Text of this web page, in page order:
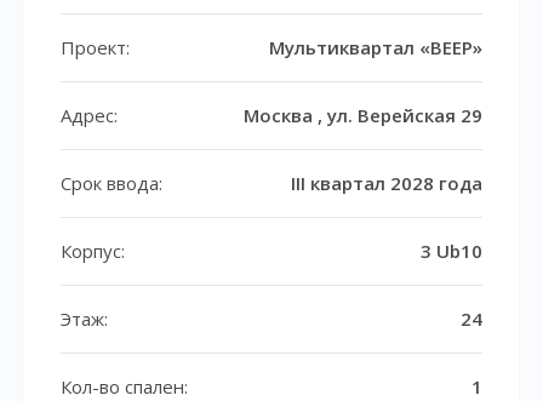
Проект: Мультиквартал «ВЕЕР»
Адрес: Москва , ул. Верейская 29
Срок ввода: III квартал 2028 года
Корпус: 3 Ub10
Этаж: 24
Кол-во спален: 1